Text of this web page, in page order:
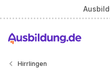
Hirrlingen